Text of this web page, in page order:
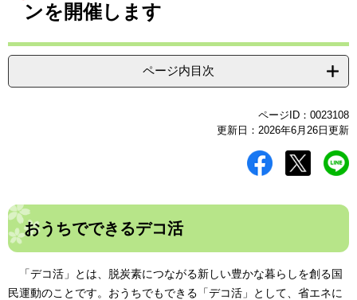
ンを開催します
ページ内目次
ページID：0023108
更新日：2026年6月26日更新
おうちでできるデコ活
「デコ活」とは、脱炭素につながる新しい豊かな暮らしを創る国
民運動のことです。おうちでもできる「デコ活」として、省エネに